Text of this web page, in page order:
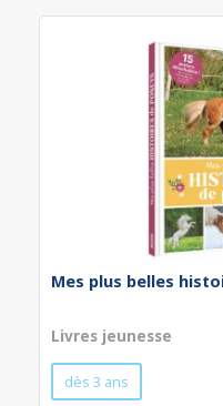
Mes plus belles
Livres jeunesse
dès 3 ans